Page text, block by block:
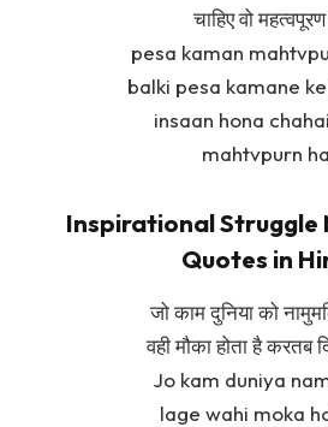
चाहिए वो
pesa kaman
balki pesa kamane
insaan hona
mahtvpurn
Inspirational
Quotes in
जो काम दुनिया को
वही मौका होता है करतब
Jo kam duniya
lage wahi moka